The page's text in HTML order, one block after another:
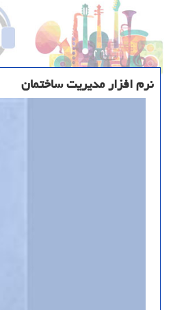
نرم افزار مدیریت ساختمان